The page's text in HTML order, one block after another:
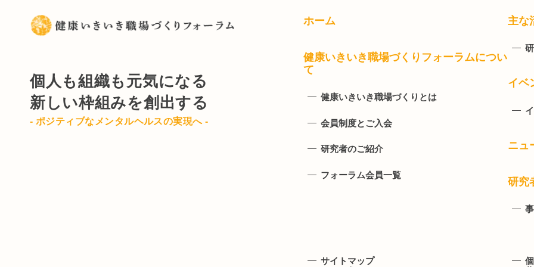
個人も組織も元気になる
新しい枠組みを創出する
- ポジティブなメンタルヘルスの実現へ -
ホーム
健康いきいき職場づくりフォーラムについ
て
健康いきいき職場づくりとは
会員制度とご入会
研究者のご紹介
フォーラム会員一覧
主な
イベ
ニュ
研究
サイトマップ